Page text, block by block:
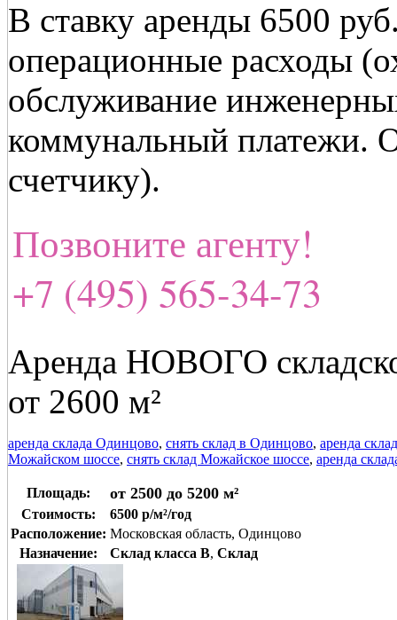
В ставку аренды 6500
операционные расходы
обслуживание
коммунальный платежи.
счетчику).
Позвоните агенту!
+7 (495) 565-34-73
Аренда НОВОГО
от 2600 м²
аренда склада Одинцово, снять склад в Одинцово, аренда
Можайском шоссе, снять склад Можайское шоссе, аренда
Площадь: от 2500 до 5200 м²
Стоимость:
6500 р/м²/год
Расположение: Московская область, Одинцово
Назначение:
Склад класса B, Склад